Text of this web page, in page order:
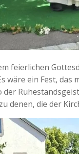
feierlichen
wäre ein Fest,
der
denen, die der